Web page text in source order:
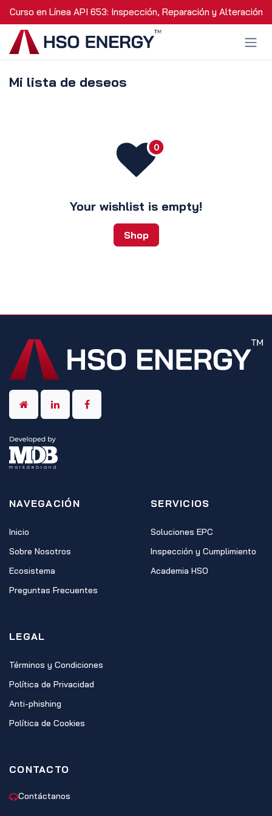
Ir al contenido
Curso en Línea API 653: Inspección, Reparación y Alteración
Mi lista de deseos
Your wishlist is empty!
Shop
NAVEGACIÓN
Inicio
Sobre Nosotros
Ecosistema
Preguntas Frecuentes
SERVICIOS
Soluciones EPC
Inspección y Cumplimiento
Academia HSO
LEGAL
Términos y Condiciones
Política de Privacidad
Anti-phishing
Política de Cookies
CONTACTO
Contáctanos